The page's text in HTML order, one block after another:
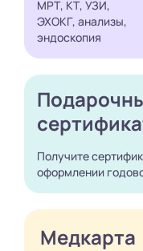
МРТ, КТ, УЗИ,
ЭХОКГ, анализы,
эндоскопия
Получите
оформлении
Медкарта